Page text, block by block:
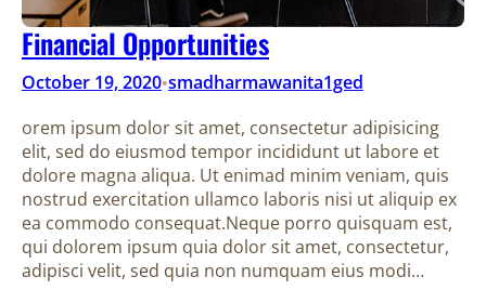
Financial Opportunities
October 19, 2020•smadharmawanita1ged
orem ipsum dolor sit amet, consectetur adipisicing
elit, sed do eiusmod tempor incididunt ut labore et
dolore magna aliqua. Ut enimad minim veniam, quis
nostrud exercitation ullamco laboris nisi ut aliquip ex
ea commodo consequat.Neque porro quisquam est,
qui dolorem ipsum quia dolor sit amet, consectetur,
adipisci velit, sed quia non numquam eius modi…